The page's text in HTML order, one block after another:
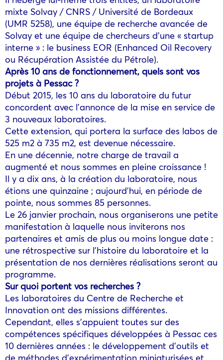
mixte Solvay / CNRS / Université de Bordeaux
(UMR 5258), une équipe de recherche avancée de
Solvay et une équipe de chercheurs d’une « startup
interne » : le business EOR (Enhanced Oil Recovery
ou Récupération Assistée du Pétrole).
Après 10 ans de fonctionnement, quels sont vos
projets à Pessac ?
Début 2015, les 10 ans du laboratoire du futur
concordent avec l’annonce de la mise en service de
3 nouveaux laboratoires.
Cette extension, qui portera la surface des labos de
525 m2 à 735 m2, est devenue nécessaire.
En une décennie, notre charge de travail a
augmenté et nous sommes en pleine croissance !
Il y a dix ans, à la création du laboratoire, nous
étions une quinzaine ; aujourd’hui, en période de
pointe, nous sommes 85 personnes.
Le 26 janvier prochain, nous organiserons une petite
manifestation à laquelle nous inviterons nos
partenaires et amis de plus ou moins longue date :
une rétrospective sur l’histoire du laboratoire et la
présentation de nos dernières réalisations seront au
programme.
Sur quoi portent vos recherches ?
Les laboratoires du Centre de Recherche et
Innovation ont des missions différentes.
Cependant, elles s’appuient toutes sur des
compétences spécifiques développées à Pessac ces
10 dernières années : le développement d’outils et
de méthodes d’expérimentation miniaturisées et